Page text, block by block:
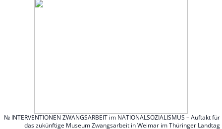
№ INTERVENTIONEN ZWANGSARBEIT im NATIONALSOZIALISMUS – Auftakt für
das zukünftige Museum Zwangsarbeit in Weimar im Thüringer Landtag